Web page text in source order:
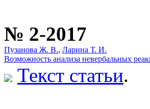
№ 2-2017
Пузанова Ж. В., Ларина Т. И.
Возможность анализа невербальных
Текст статьи.